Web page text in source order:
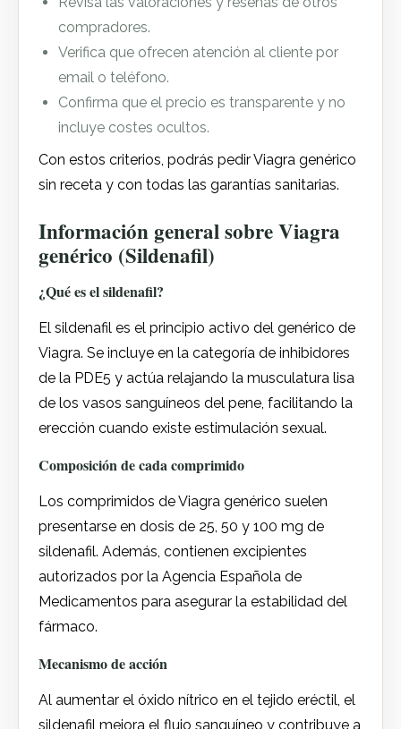
compradores.
Verifica que ofrecen atención al cliente por
email o teléfono.
Confirma que el precio es transparente y no
incluye costes ocultos.
Con estos criterios, podrás pedir Viagra genérico
sin receta y con todas las garantías sanitarias.
Información general sobre Viagra
genérico (Sildenafil)
¿Qué es el sildenafil?
El sildenafil es el principio activo del genérico de
Viagra. Se incluye en la categoría de inhibidores
de la PDE5 y actúa relajando la musculatura lisa
de los vasos sanguíneos del pene, facilitando la
erección cuando existe estimulación sexual.
Composición de cada comprimido
Los comprimidos de Viagra genérico suelen
presentarse en dosis de 25, 50 y 100 mg de
sildenafil. Además, contienen excipientes
autorizados por la Agencia Española de
Medicamentos para asegurar la estabilidad del
fármaco.
Mecanismo de acción
Al aumentar el óxido nítrico en el tejido eréctil, el
sildenafil mejora el flujo sanguíneo y contribuye a